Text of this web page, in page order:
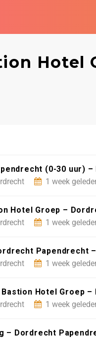
Hotel
(0-30 uur)
1 week
Hotel Groep –
1 week
Papendrecht
1 week
Hotel Groep –
1 week
– Dordrecht